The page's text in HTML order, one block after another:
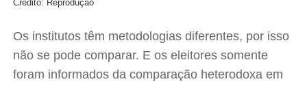
Crédito: Reprodução
Os institutos têm metodologias diferentes, por isso
não se pode comparar. E os eleitores somente
foram informados da comparação heterodoxa em